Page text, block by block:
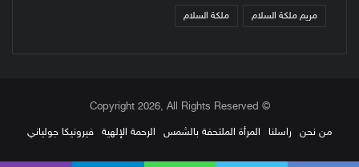
مريم ملكة السلام ملكة السلام
© Copyright 2026, All Rights Reserved
من نحن
راسلنا المرأة الملتحفة بالشمس الرحمة الإلهية فيرونيكا جولياني